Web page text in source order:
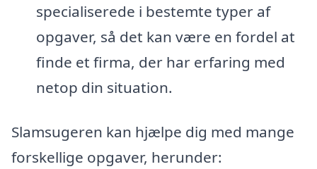
specialiserede i bestemte typer af
opgaver, så det kan være en fordel at
finde et firma, der har erfaring med
netop din situation.
Slamsugeren kan hjælpe dig med mange
forskellige opgaver, herunder: